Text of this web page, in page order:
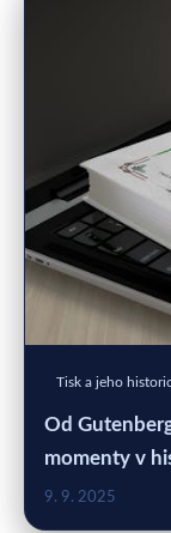
Tisk a jeho
Od
momenty v
9. 9. 2025